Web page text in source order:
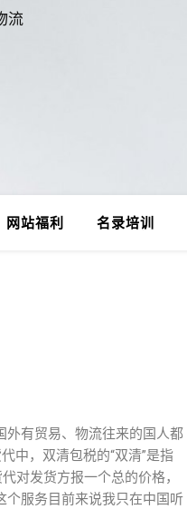
流
网站福利 名录培训
外有贸易、物流往来的国人都
中，双清包税的“双清”是指
对发货方报一个总的价格，
个服务目前来说我只在中国听